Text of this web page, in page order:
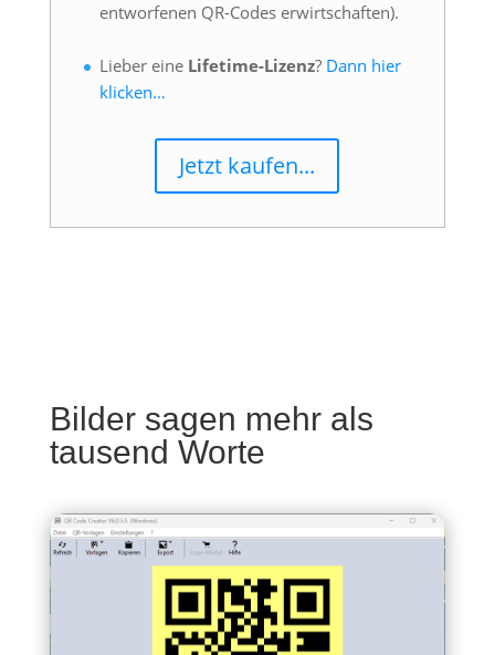
entworfenen QR-Codes erwirtschaften).
Lieber eine Lifetime-Lizenz? Dann hier
klicken…
Jetzt kaufen...
Bilder sagen mehr als
tausend Worte